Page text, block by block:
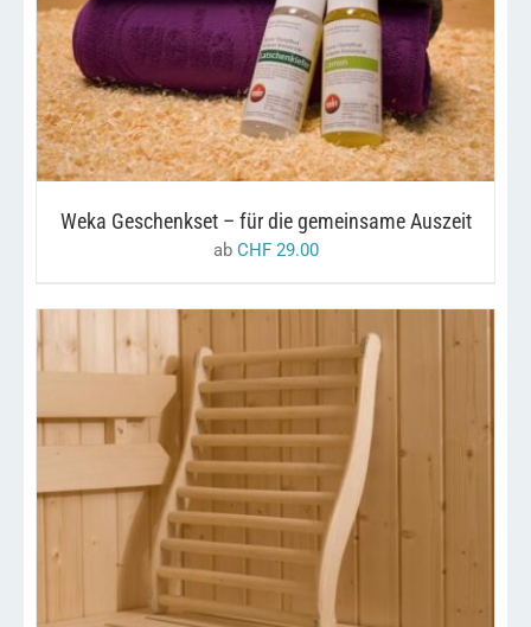
AUSFÜHRUNG WÄHLEN DIESES
PRODUKT
WEIST
MEHRERE
VARIANTEN
AUF.
DIE
OPTIONEN
KÖNNEN
DER
PRODUKTSEITE
/ DETAILS
Weka Geschenkset – für die gemeinsame Auszeit
ab CHF29.00
IN DEN WARENKORB DETAILS